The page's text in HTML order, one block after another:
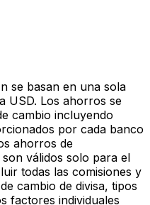
se basan en una sola
USD. Los ahorros se
cambio incluyendo
por cada banco
ahorros de
válidos solo para el
todas las comisiones y
cambio de divisa, tipos
factores individuales